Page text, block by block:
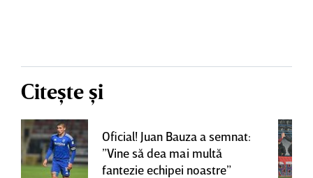
Citește și
Oficial! Juan Bauza a semnat:
”Vine să dea mai multă
fantezie echipei noastre”